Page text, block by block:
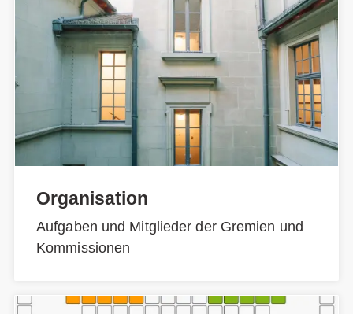
Organisation
Aufgaben und Mitglieder der Gremien und
Kommissionen